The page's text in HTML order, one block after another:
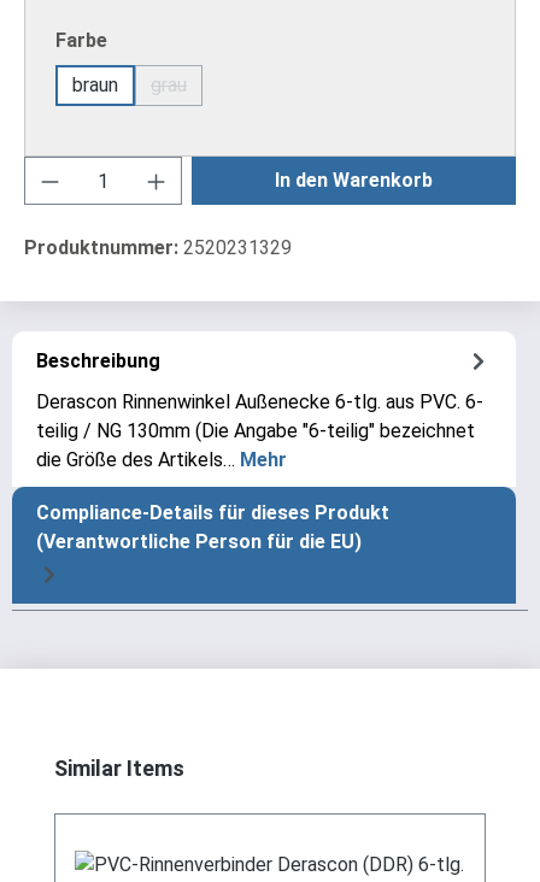
Farbeauswählen
braun
grau
Produkt Anzahl: Gib den gewünschten
In den Warenkorb
Produktnummer: 2520231329
Beschreibung
Derascon Rinnenwinkel Außenecke 6-tlg. aus PVC. 6-
teilig / NG 130mm (Die Angabe "6-teilig" bezeichnet
die Größe des Artikels… Mehr
Compliance-Details für dieses Produkt
(Verantwortliche Person für die EU)
Produktgalerie überspringen
Similar Items